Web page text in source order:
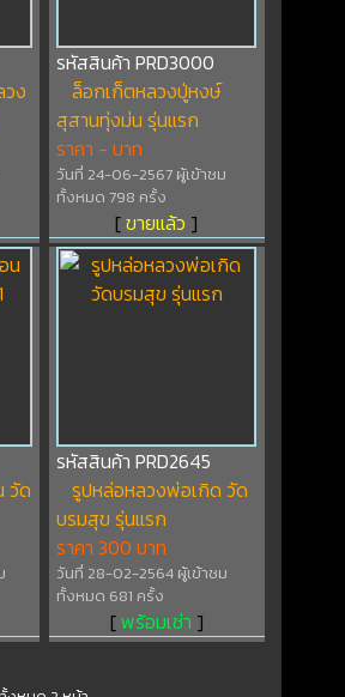
ง
รหัสสินค้า PRD3000
ล็อกเก็ตหลวงปู่หงษ์
สุสานทุ่งม่น รุ่นแรก
ราคา - บาท
วันที่ 24-06-2567 ผู้เข้าชม
ทั้งหมด 798 ครั้ง
[ขายแล้ว ]
วัด
รหัสสินค้า PRD2645
รูปหล่อหลวงพ่อเกิด วัด
บรมสุข รุ่นแรก
ราคา 300 บาท
วันที่ 28-02-2564 ผู้เข้าชม
ทั้งหมด 681 ครั้ง
[พร้อมเช่า ]